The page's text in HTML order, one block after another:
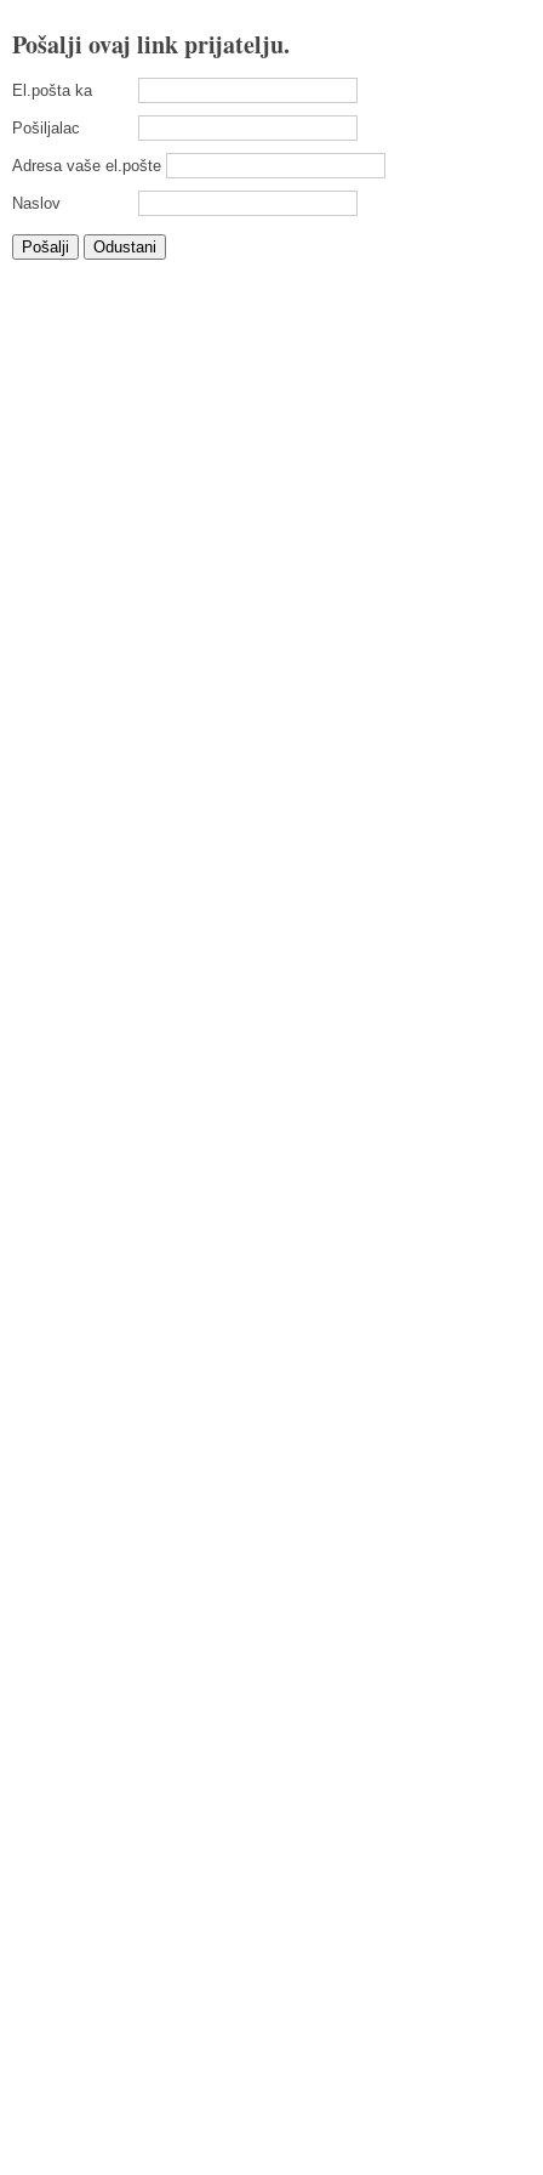
Pošalji ovaj link prijatelju.
El.pošta ka
Pošiljalac
Adresa vaše el.pošte
Naslov
Pošalji Odustani